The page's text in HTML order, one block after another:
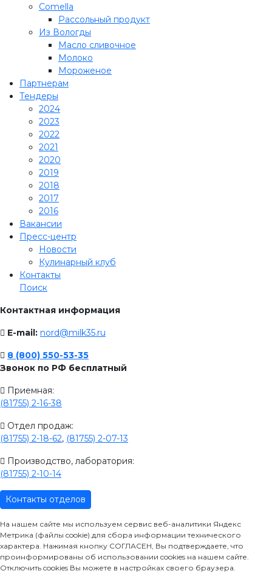
Comеlla
Рассольный продукт
Из Вологды
Масло сливочное
Молоко
Мороженое
Партнерам
Тендеры
2024
2023
2022
2021
2020
2019
2018
2017
2016
Вакансии
Пресс-центр
Новости
Кулинарный клуб
Контакты
Поиск
Контактная информация
E-mail: nord@milk35.ru
8 (800) 550-53-35
Звонок по РФ бесплатный
Приемная:
(81755) 2-16-38
Отдел продаж:
(81755) 2-18-62, (81755) 2-07-13
Производство, лаборатория:
(81755) 2-10-14
Контакты отделов
На нашем сайте мы используем сервис веб-аналитики Яндекс
Метрика (файлы cookie) для сбора информации технического
характера. Нажимая кнопку СОГЛАСЕН, Вы подтверждаете, что
проинформированы об использовании cookies на нашем сайте.
Отключить cookies Вы можете в настройках своего браузера.